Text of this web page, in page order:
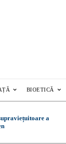
BIOETICĂ
a